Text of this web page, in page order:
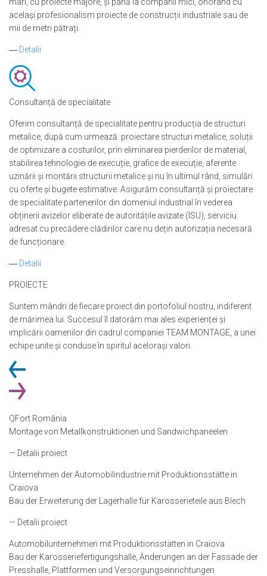
mari, cu proiecte majore, și până la companii mici, onorând cu
același profesionalism proiecte de construcții industriale sau de
mii de metri pătrați.
― Detalii
Consultanță de specialitate
Oferim consultanță de specialitate pentru producția de structuri
metalice, după cum urmează: proiectare structuri metalice, soluții
de optimizare a costurilor, prin eliminarea pierderilor de material,
stabilirea tehnologiei de execuție, grafice de execuție, aferente
uzinării și montării structurii metalice și nu în ultimul rând, simulări
cu oferte și bugete estimative. Asigurăm consultanță și proiectare
de specialitate partenerilor din domeniul industrial în vederea
obținerii avizelor eliberate de autoritățile avizate (ISU), serviciu
adresat cu precădere clădirilor care nu dețin autorizația necesară
de funcționare.
― Detalii
PROIECTE
Suntem mândri de fiecare proiect din portofoliul nostru, indiferent
de mărimea lui. Succesul îl datorăm mai ales experienței și
implicării oamenilor din cadrul companiei TEAM MONTAGE, a unei
echipe unite și conduse în spiritul acelorași valori.
QFort România
Montage von Metallkonstruktionen und Sandwichpaneelen
— Detalii proiect
Unternehmen der Automobilindustrie mit Produktionsstätte in
Craiova
Bau der Erweiterung der Lagerhalle für Karosserieteile aus Blech
— Detalii proiect
Automobilunternehmen mit Produktionsstätten in Craiova
Bau der Karosseriefertigungshalle, Änderungen an der Fassade der
Presshalle, Plattformen und Versorgungseinrichtungen